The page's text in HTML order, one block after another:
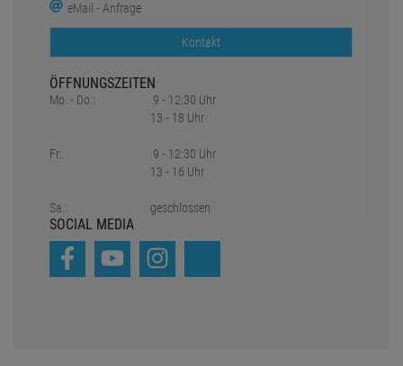
eMail - Anfrage
Kontakt
ÖFFNUNGSZEITEN
Mo. - Do.:
Fr:
Sa.:
9 - 12:30 Uhr
13 - 18 Uhr
9 - 12:30 Uhr
13 - 16 Uhr
geschlossen
SOCIAL MEDIA